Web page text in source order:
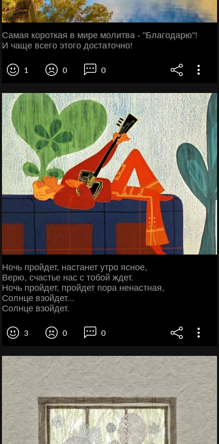
Самая короткая в мире молитва - "Благодарю"!
И чаще всего этого достаточно!
1 0 0
Ночь пройдет, настанет утро ясное,
Верю, счастье нас с тобой ждет.
Ночь пройдет, пройдет пора ненастная,
Солнце взойдет...
Солнце взойдет.
3 0 0